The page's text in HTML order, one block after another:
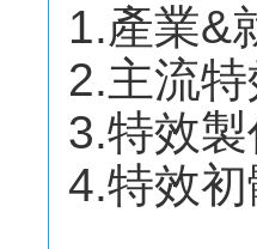
1.產業&
2.主流
3.特效
4.特效